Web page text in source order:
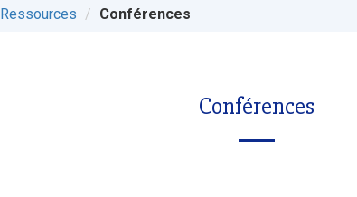
Ressources Conférences
Conférences